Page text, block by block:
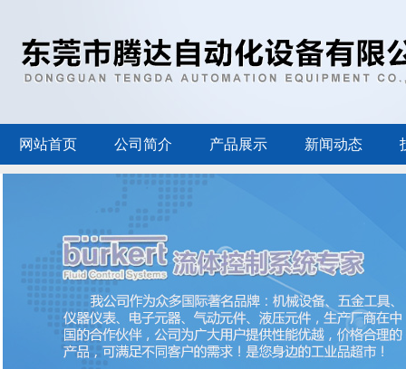
网站首页 公司简介 产品展示 新闻动态